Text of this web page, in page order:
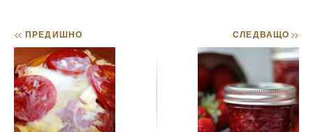
<< ПРЕДИШНО СЛЕДВАЩО>>